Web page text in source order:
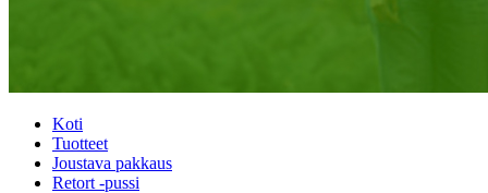
Koti
Tuotteet
Joustava pakkaus
Retort -pussi